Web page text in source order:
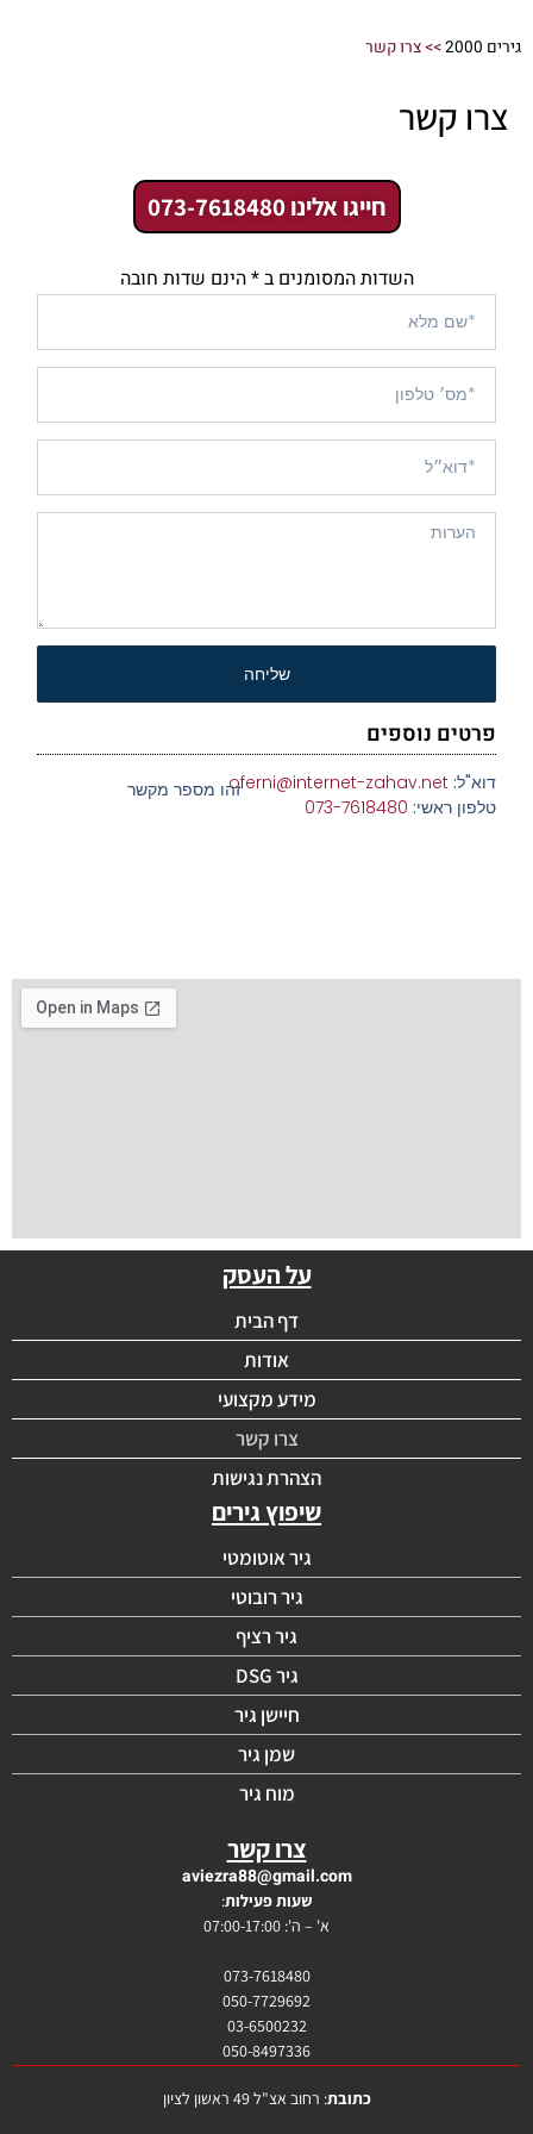
גירים 2000 >> צרו קשר
צרו קשר
חייגו אלינו 073-7618480
השדות המסומנים ב * הינם שדות חובה
שליחה
פרטים נוספים
דוא"ל: oferni@internet-zahav.net
טלפון ראשי: 073-7618480
זהו מספר מקשר
על העסק
דף הבית
אודות
מידע מקצועי
צרו קשר
הצהרת נגישות
שיפוץ גירים
גיר אוטומטי
גיר רובוטי
גיר רציף
גיר DSG
חיישן גיר
שמן גיר
מוח גיר
צרו קשר
aviezra88@gmail.com
שעות פעילות:
א' – ה': 07:00-17:00
073-7618480
050-7729692
03-6500232
050-8497336
כתובת: רחוב אצ"ל 49 ראשון לציון